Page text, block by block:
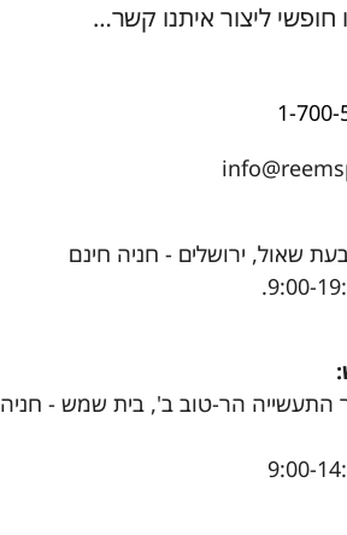
ליצור איתנו קשר…
1-700-
4, אזור התעשייה הר-טוב ב', בית שמש - חניה